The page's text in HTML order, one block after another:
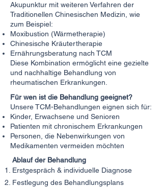
Akupunktur mit weiteren Verfahren der
Traditionellen Chinesischen Medizin, wie
zum Beispiel:
Moxibustion (Wärmetherapie)
Chinesische Kräutertherapie
Ernährungsberatung nach TCM
Diese Kombination ermöglicht eine gezielte
und nachhaltige Behandlung von
rheumatischen Erkrankungen.
Für wen ist die Behandlung geeignet?
Unsere TCM-Behandlungen eignen sich für:
Kinder, Erwachsene und Senioren
Patienten mit chronischem Erkrankungen
Personen, die Nebenwirkungen von
Medikamenten vermeiden möchten
Ablauf der Behandlung
Erstgespräch & individuelle Diagnose
Festlegung des Behandlungsplans